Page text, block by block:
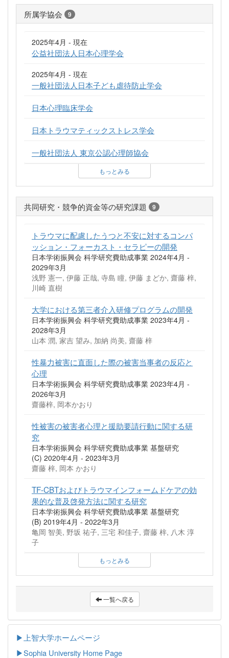
所属学協会 9
2025年4月 - 現在
公益社団法人日本心理学会
2025年4月 - 現在
一般社団法人日本子ども虐待防止学会
日本心理臨床学会
日本トラウマティックストレス学会
一般社団法人 東京公認心理師協会
もっとみる
共同研究・競争的資金等の研究課題 9
トラウマに配慮したうつと不安に対するコンパ
ッション・フォーカスト・セラピーの開発
日本学術振興会 科学研究費助成事業 2024年4月 -
2029年3月
浅野 憲一, 伊藤 正哉, 寺島 瞳, 伊藤 まどか, 齋藤 梓,
川崎 直樹
大学における第三者介入研修プログラムの開発
日本学術振興会 科学研究費助成事業 2023年4月 -
2028年3月
山本 潤, 家吉 望み, 加納 尚美, 齋藤 梓
性暴力被害に直面した際の被害当事者の反応と
心理
日本学術振興会 科学研究費助成事業 2023年4月 -
2026年3月
齋藤梓, 岡本かおり
性被害の被害者心理と援助要請行動に関する研
究
日本学術振興会 科学研究費助成事業 基盤研究
(C) 2020年4月 - 2023年3月
齋藤 梓, 岡本 かおり
TF-CBTおよびトラウマインフォームドケアの効
果的な普及啓発方法に関する研究
日本学術振興会 科学研究費助成事業 基盤研究
(B) 2019年4月 - 2022年3月
亀岡 智美, 野坂 祐子, 三宅 和佳子, 齋藤 梓, 八木 淳
子
もっとみる
一覧へ戻る
▶上智大学ホームページ
▶Sophia University Home Page